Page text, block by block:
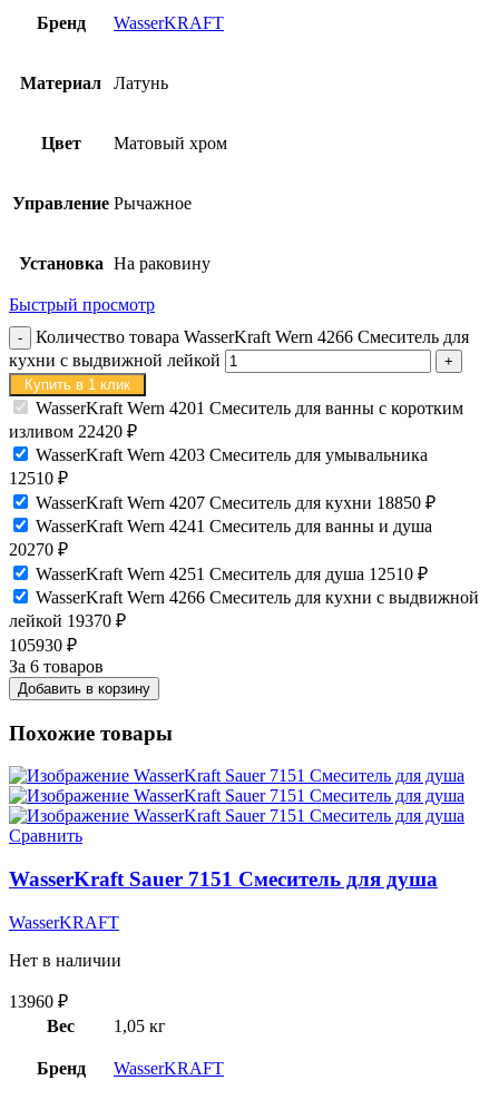
Бренд WasserKRAFT
Материал Латунь
Цвет Матовый хром
Управление Рычажное
Установка На раковину
Быстрый просмотр
Количество товара WasserKraft Wern 4266 Смеситель для
кухни с выдвижной лейкой
Купить в 1 клик
WasserKraft Wern 4201 Смеситель для ванны с коротким
изливом 22420 ₽
WasserKraft Wern 4203 Смеситель для умывальника
12510 ₽
WasserKraft Wern 4207 Смеситель для кухни 18850 ₽
WasserKraft Wern 4241 Смеситель для ванны и душа
20270 ₽
WasserKraft Wern 4251 Смеситель для душа 12510 ₽
WasserKraft Wern 4266 Смеситель для кухни с выдвижной
лейкой 19370 ₽
105930 ₽
За 6 товаров
Добавить в корзину
Похожие товары
Сравнить
WasserKraft Sauer 7151 Смеситель для душа
WasserKRAFT
Нет в наличии
13960 ₽
Вес
1,05 кг
Бренд WasserKRAFT